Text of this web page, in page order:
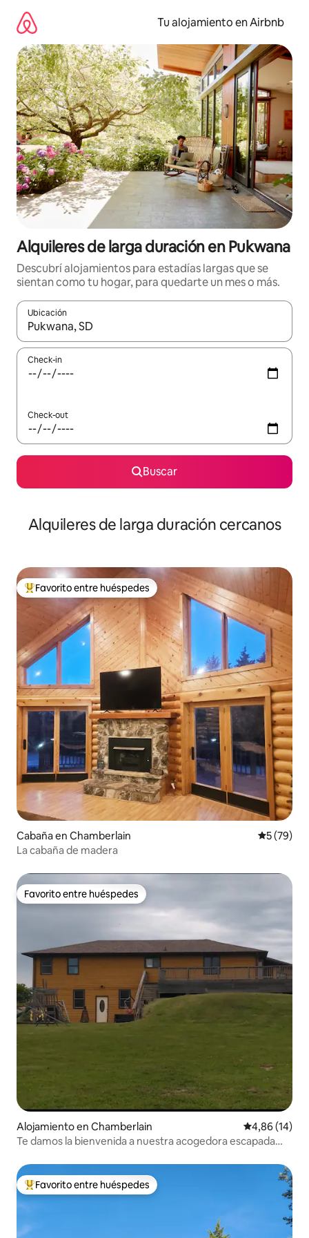
contenido
Tu alojamiento en Airbnb
Alquileres de larga duración en Pukwana
Descubrí alojamientos para estadías largas que se
sientan como tu hogar, para quedarte un mes o más.
Ubicación
Cuando los resultados estén disponibles, navegá con las
Check-in
Check-out
Buscar
Alquileres de larga duración cercanos
Favorito entre los huéspedes más destacados
Favorito entre huéspedes
Cabaña en Chamberlain
5 (79)
La cabaña de madera
Favorito entre huéspedes
Favorito entre huéspedes
Alojamiento en Chamberlain Calificación
4,86 (14)
Te damos la bienvenida a nuestra acogedora escapada
Favorito entre los huéspedes más destacados
Favorito entre huéspedes